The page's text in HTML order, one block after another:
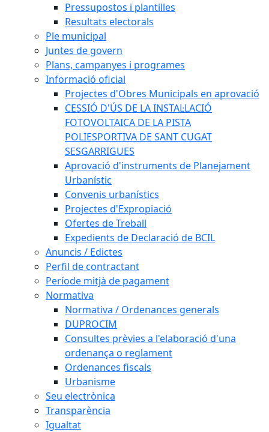
Pressupostos i plantilles
Resultats electorals
Ple municipal
Juntes de govern
Plans, campanyes i programes
Informació oficial
Projectes d'Obres Municipals en aprovació
CESSIÓ D'ÚS DE LA INSTAL·LACIÓ
FOTOVOLTAICA DE LA PISTA
POLIESPORTIVA DE SANT CUGAT
SESGARRIGUES
Aprovació d'instruments de Planejament
Urbanístic
Convenis urbanístics
Projectes d'Expropiació
Ofertes de Treball
Expedients de Declaració de BCIL
Anuncis / Edictes
Perfil de contractant
Període mitjà de pagament
Normativa
Normativa / Ordenances generals
DUPROCIM
Consultes prèvies a l'elaboració d'una
ordenança o reglament
Ordenances fiscals
Urbanisme
Seu electrònica
Transparència
Igualtat